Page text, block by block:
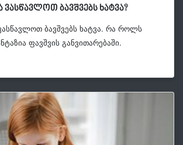
ბავშვებს ხატვა?
ბავშვებს ხატვა. რა როლს
ფავშვის განვითარებაში.